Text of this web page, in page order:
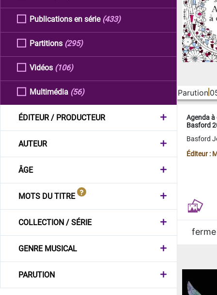
Publications en série (433)
Partitions (295)
Vidéos (106)
Multimédia (56)
ÉDITEUR / PRODUCTEUR
AUTEUR
ÂGE
MOTS DU TITRE
COLLECTION / SÉRIE
GENRE MUSICAL
PARUTION
Parution
Agenda
Basford
Basford
Éditeur :
ferme